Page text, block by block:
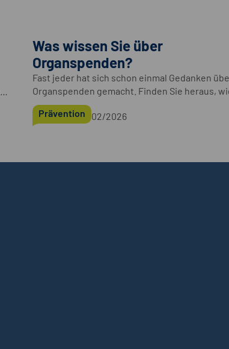
Was wissen Sie über
Organspenden?
Fast jeder hat sich schon einmal Gedanken
Organspenden gemacht. Finden Sie heraus,
Ihre Kenntnisse sind.
Prävention 02/2026